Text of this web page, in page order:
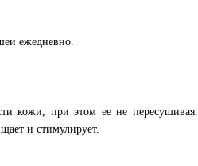
ежедневно.
кожи, при этом ее не пересушивая.
и стимулирует.